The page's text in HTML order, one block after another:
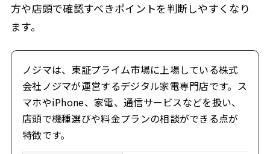
方や店頭で確認すべきポイントを判断しやすくなり
ます。
ノジマは、東証プライム市場に上場している株式
会社ノジマが運営するデジタル家電専門店です。ス
マホやiPhone、家電、通信サービスなどを扱い、
店頭で機種選びや料金プランの相談ができる点が
特徴です。